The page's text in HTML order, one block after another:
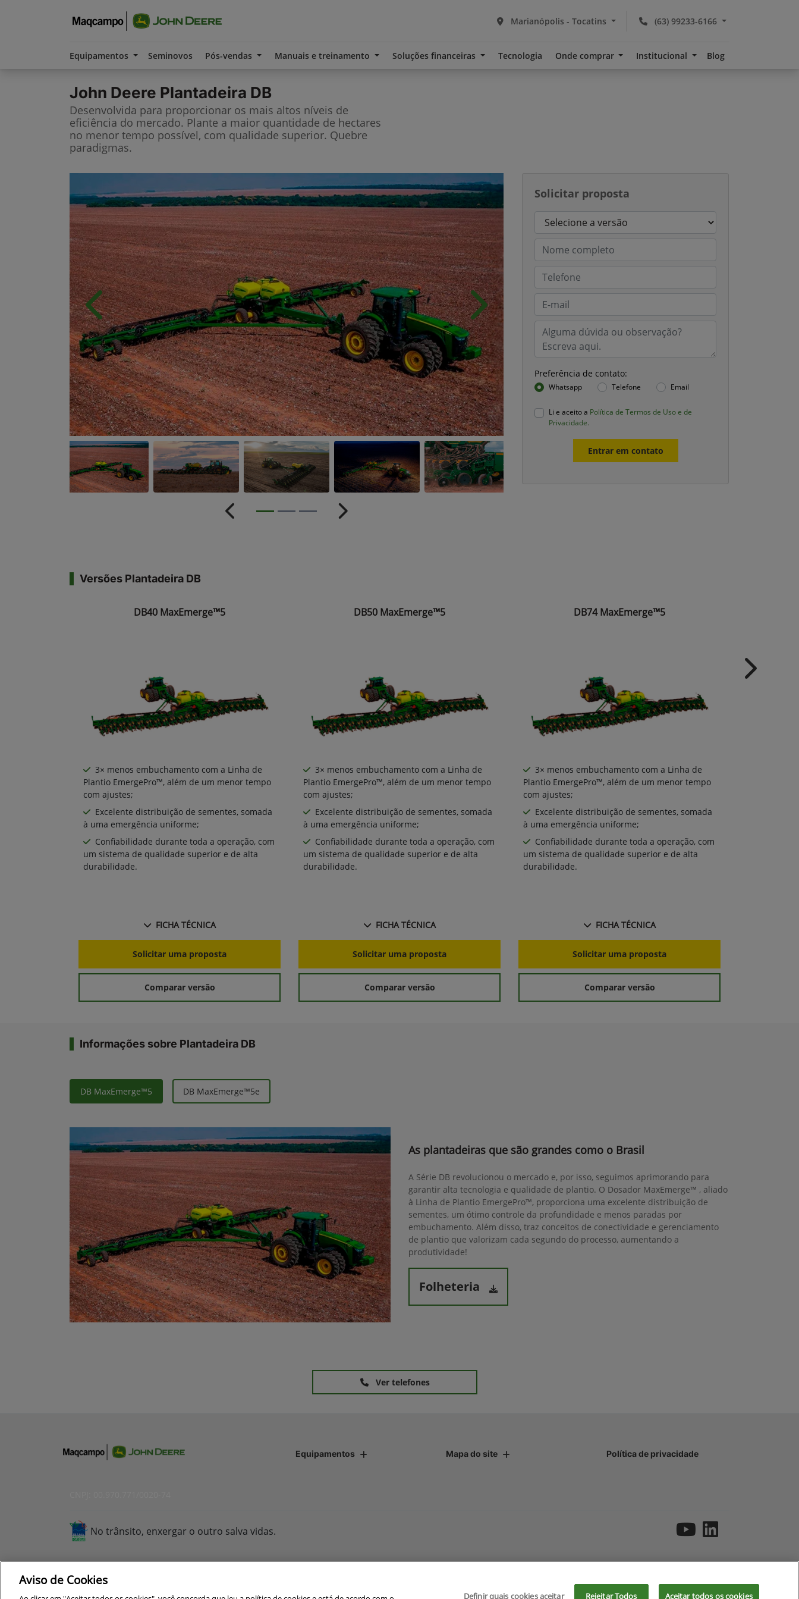
(63) 99233-6166
Marianópolis - Tocatins
Equipamentos Seminovos Pós-vendas Manuais e treinamento Soluções financeiras Tecnologia Onde comprar Institucional Blog
John Deere Plantadeira DB
Desenvolvida para proporcionar os mais altos níveis de
eficiência do mercado. Plante a maior quantidade de hectares
no menor tempo possível, com qualidade superior. Quebre
paradigmas.
Solicitar proposta
Preferência de contato:
Whatsapp Telefone Email
Li e aceito a Política de Termos de Uso e de
Privacidade.
Entrar em contato
Anterior Próximo
Anterior Próximo
Versões Plantadeira DB
DB40 MaxEmerge™5
3× menos embuchamento com a Linha de
Plantio EmergePro™, além de um menor tempo
com ajustes;
Excelente distribuição de sementes, somada
à uma emergência uniforme;
Confiabilidade durante toda a operação, com
um sistema de qualidade superior e de alta
durabilidade.
FICHA TÉCNICA
Solicitar uma proposta
Comparar versão
DB50 MaxEmerge™5
3× menos embuchamento com a Linha de
Plantio EmergePro™, além de um menor tempo
com ajustes;
Excelente distribuição de sementes, somada
à uma emergência uniforme;
Confiabilidade durante toda a operação, com
um sistema de qualidade superior e de alta
durabilidade.
FICHA TÉCNICA
Solicitar uma proposta
Comparar versão
DB74 MaxEmerge™5
3× menos embuchamento com a Linha de
Plantio EmergePro™, além de um menor tempo
com ajustes;
Excelente distribuição de sementes, somada
à uma emergência uniforme;
Confiabilidade durante toda a operação, com
um sistema de qualidade superior e de alta
durabilidade.
FICHA TÉCNICA
Solicitar uma proposta
Comparar versão
Next
Informações sobre Plantadeira DB
DB MaxEmerge™5 DB MaxEmerge™5e
As plantadeiras que são grandes como o Brasil
A Série DB revolucionou o mercado e, por isso, seguimos aprimorando para
garantir alta tecnologia e qualidade de plantio. O Dosador MaxEmerge™ , aliado
à Linha de Plantio EmergePro™, proporciona uma excelente distribuição de
sementes, um ótimo controle da profundidade e menos paradas por
embuchamento. Além disso, traz conceitos de conectividade e gerenciamento
de plantio que valorizam cada segundo do processo, aumentando a
produtividade!
Folheteria
Ver telefones
Equipamentos Mapa do site Política de privacidade
No trânsito, enxergar o outro salva vidas.
Para otimizar sua experiência durante a navegação, fazemos uso de nossa política de cookies e para proteger
Aviso de Cookies
Definir quais cookies aceitar Rejeitar Todos Aceitar todos os cookies